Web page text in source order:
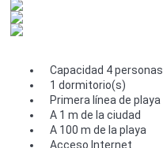
Capacidad 4 personas
1 dormitorio(s)
Primera línea de playa
A 1 m de la ciudad
A 100 m de la playa
Acceso Internet